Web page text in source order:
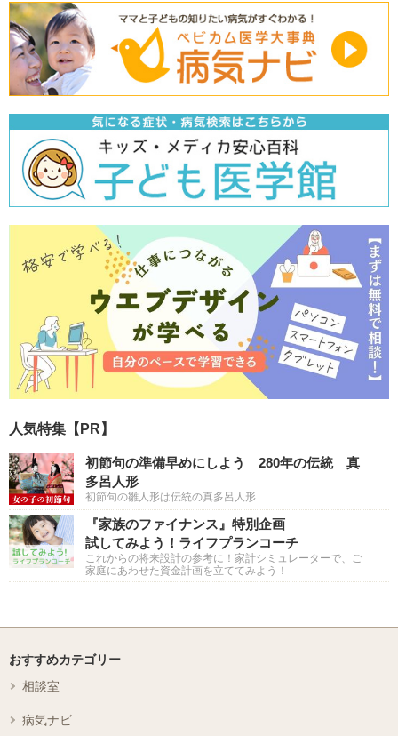
人気特集【PR】
初節句の準備早めにしよう 280年の伝統 真
多呂人形
初節句の雛人形は伝統の真多呂人形
『家族のファイナンス』特別企画
試してみよう！ライフプランコーチ
これからの将来設計の参考に！家計シミュレーターで、ご
家庭にあわせた資金計画を立ててみよう！
おすすめカテゴリー
相談室
病気ナビ